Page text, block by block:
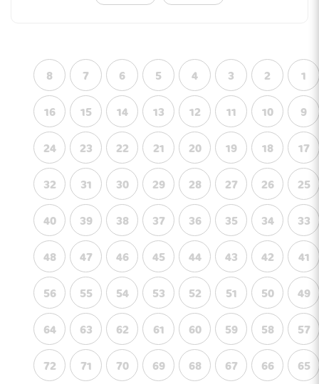
1
2
3
4
5
6
7
8
9
10
11
12
13
14
15
16
17
18
19
20
21
22
23
24
25
26
27
28
29
30
31
32
33
34
35
36
37
38
39
40
41
42
43
44
45
46
47
48
49
50
51
52
53
54
55
56
57
58
59
60
61
62
63
64
65
66
67
68
69
70
71
72